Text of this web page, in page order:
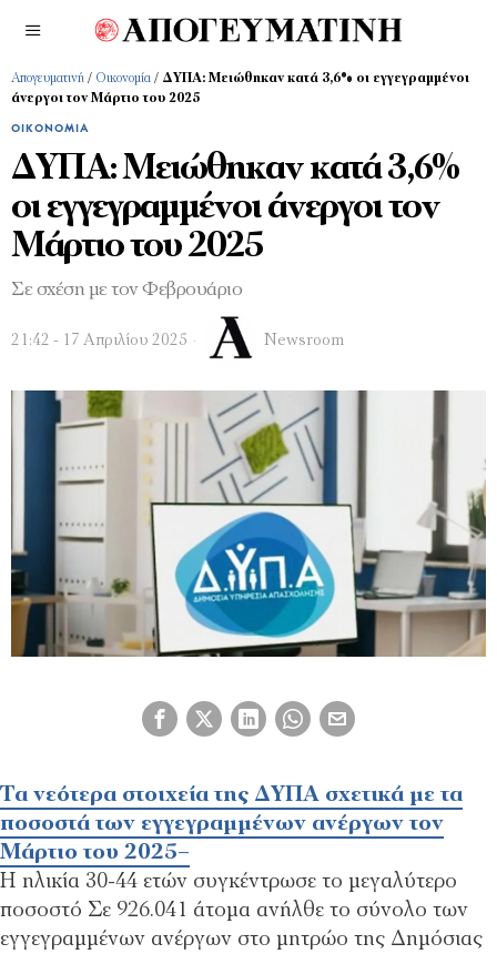
Απογευματινή / Οικονομία / ΔΥΠΑ: Μειώθηκαν κατά 3,6% οι εγγεγραμμένοι
άνεργοι τον Μάρτιο του 2025
ΟΙΚΟΝΟΜΊΑ
ΔΥΠΑ: Μειώθηκαν κατά 3,6%
οι εγγεγραμμένοι άνεργοι τον
Μάρτιο του 2025
Σε σχέση με τον Φεβρουάριο
21:42 - 17 Απριλίου 2025 Newsroom
Tα νεότερα στοιχεία της ΔΥΠΑ σχετικά με τα
ποσοστά των εγγεγραμμένων ανέργων τον
Μάρτιο του 2025–
Η ηλικία 30-44 ετών συγκέντρωσε το μεγαλύτερο
ποσοστό Σε 926.041 άτομα ανήλθε το σύνολο των
εγγεγραμμένων ανέργων στο μητρώο της Δημόσιας